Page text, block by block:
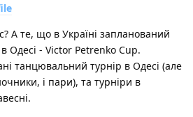
А те, що в Україні запланований
Одесі - Victor Petrenko Cup.
танцювальний турнір в Одесі (але
і пари), та турніри в